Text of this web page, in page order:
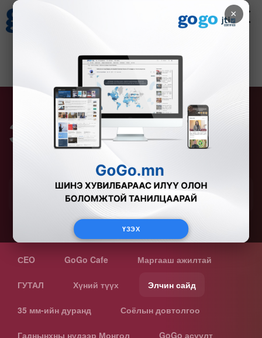
×
ҮЗЭХ
Зурхай
8.09
Элчин сайд
Монгол Улсад суугаа Элчин сайд нарыг танилцуулж байна
СEO GoGo Cafe Маргааш ажилтай
ГУТАЛ Хүний түүх Элчин сайд
35 мм-ийн дуранд Соёлын довтолгоо
Гаднынхны нүдээр Монгол GoGo асуулт